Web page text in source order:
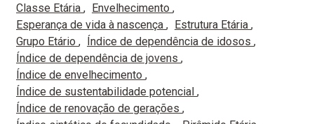
Classe Etária
Envelhecimento
Esperança de vida à nascença
Estrutura Etária
Grupo Etário
Índice de dependência de idosos
Índice de dependência de jovens
Índice de envelhecimento
Índice de sustentabilidade potencial
Índice de renovação de gerações